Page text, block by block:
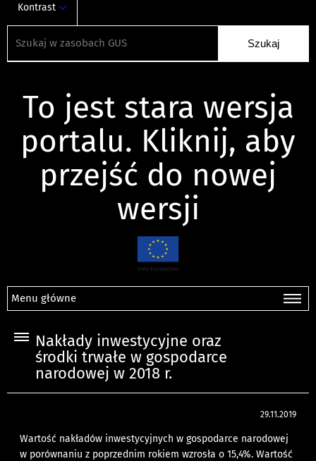
Kontrast
To jest stara wersja
portalu. Kliknij, aby
przejść do nowej
wersji
Menu główne
Nakłady inwestycyjne oraz
środki trwałe w gospodarce
narodowej w 2018 r.
29.11.2019
Wartość nakładów inwestycyjnych w gospodarce narodowej
w porównaniu z poprzednim rokiem wzrosła o 15,4%. Wartość